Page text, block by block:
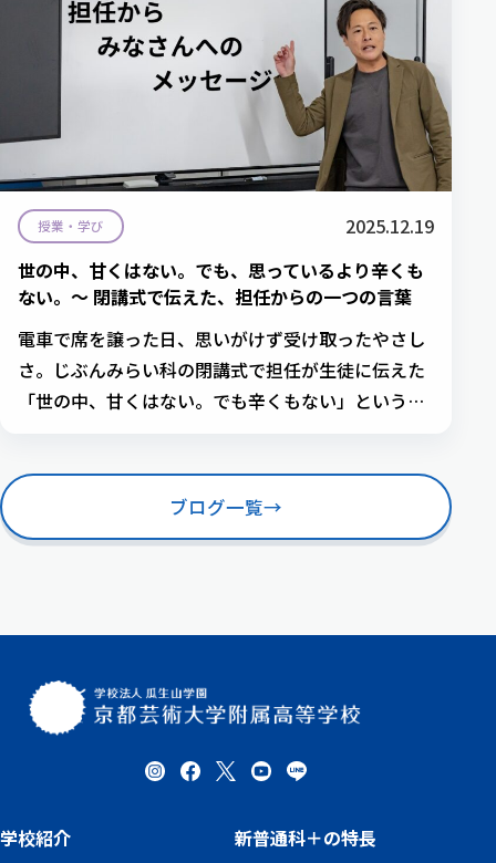
授業・学び
2025.12.19
世の中、甘くはない。でも、思っているより辛くも
ない。〜 閉講式で伝えた、担任からの一つの言葉
電車で席を譲った日、思いがけず受け取ったやさし
さ。じぶんみらい科の閉講式で担任が生徒に伝えた
「世の中、甘くはない。でも辛くもない」という人
ブログ一覧→
学校紹介
新普通科＋の特長